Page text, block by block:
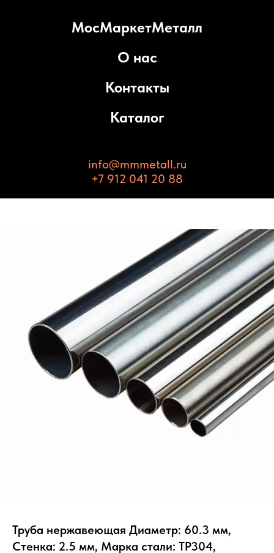
МосМаркетМеталл
О нас
Контакты
Каталог
info@mmmetall.ru
+7 912 041 20 88
Труба нержавеющая Диаметр: 60.3 мм,
Стенка: 2.5 мм, Марка стали: TP304,